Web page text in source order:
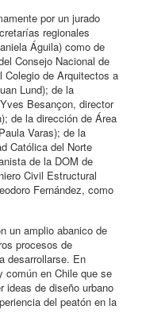
por un jurado
regionales
Águila) como de
Consejo Nacional de
Colegio de Arquitectos a
Lund); de la
Besançon, director
de la dirección de Área
Varas); de la
Católica del Norte
de la DOM de
Civil Estructural
Fernández, como
un amplio abanico de
procesos de
desarrollarse. En
común en Chile que se
ideas de diseño urbano
del peatón en la